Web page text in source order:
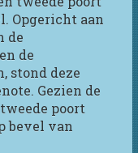
Opgericht aan
de
de
stond deze
Gezien de
poort
bevel van